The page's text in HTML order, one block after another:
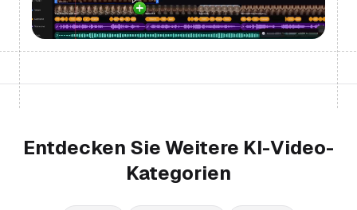
Entdecken Sie Weitere KI-Video-
Kategorien